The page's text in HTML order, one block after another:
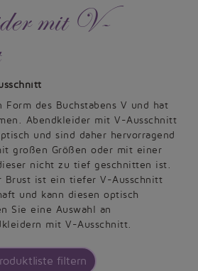
mit V-
des Buchstabens V und hat
Abendkleider mit V-Ausschnitt
und sind daher hervorragend
großen Größen oder mit einer
nicht zu tief geschnitten ist.
Brust ist ein tiefer V-Ausschnitt
und kann diesen optisch
Sie eine Auswahl an
mit V-Ausschnitt.
filtern